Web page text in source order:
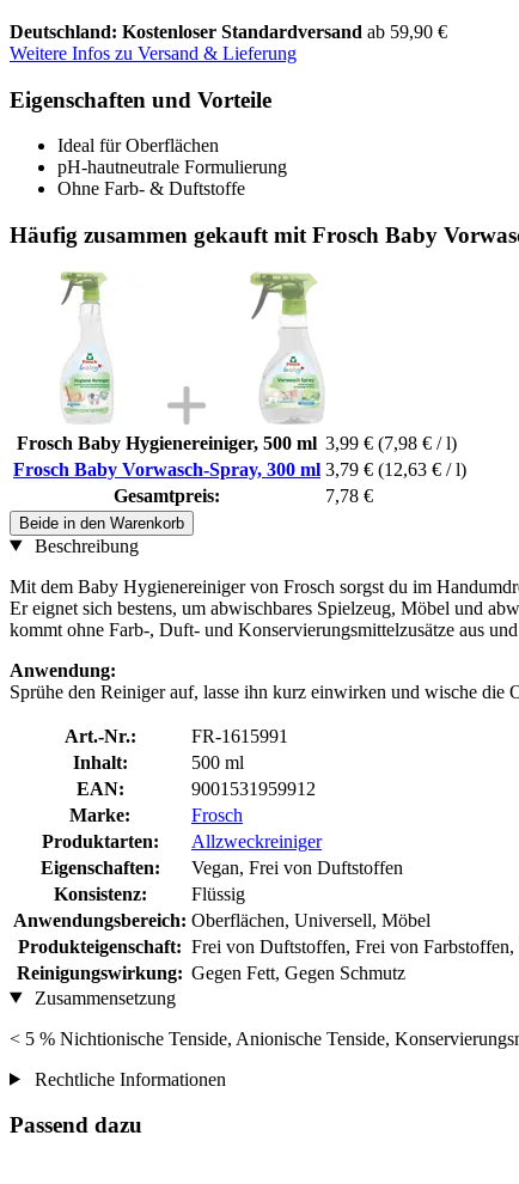
Deutschland: Kostenloser Standardversand ab 59,90 €
Weitere Infos zu Versand & Lieferung
Eigenschaften und Vorteile
Ideal für Oberflächen
pH-hautneutrale Formulierung
Ohne Farb- & Duftstoffe
Häufig zusammen gekauft mit Frosch Baby
Frosch Baby Hygienereiniger, 500 ml 3,99 € (7,98 € / l)
Frosch Baby Vorwasch-Spray, 300 ml 3,79 € (12,63 € / l)
Gesamtpreis:
7,78 €
Beide in den Warenkorb
Beschreibung
Mit dem Baby Hygienereiniger von Frosch sorgst du im
Er eignet sich bestens, um abwischbares Spielzeug, Möbel und
kommt ohne Farb-, Duft- und Konservierungsmittelzusätze aus
Anwendung:
Sprühe den Reiniger auf, lasse ihn kurz einwirken und wische die
Art.-Nr.:
FR-1615991
Inhalt:
500 ml
EAN:
9001531959912
Marke:
Frosch
Produktarten:
Allzweckreiniger
Eigenschaften:
Vegan, Frei von Duftstoffen
Konsistenz:
Flüssig
Anwendungsbereich: Oberflächen, Universell, Möbel
Produkteigenschaft: Frei von Duftstoffen, Frei von
Reinigungswirkung: Gegen Fett, Gegen Schmutz
Zusammensetzung
< 5 % Nichtionische Tenside, Anionische Tenside,
Rechtliche Informationen
Passend dazu